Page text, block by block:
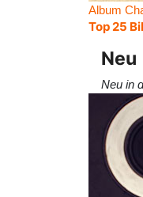
Album
Top 25
Neu
Neu in